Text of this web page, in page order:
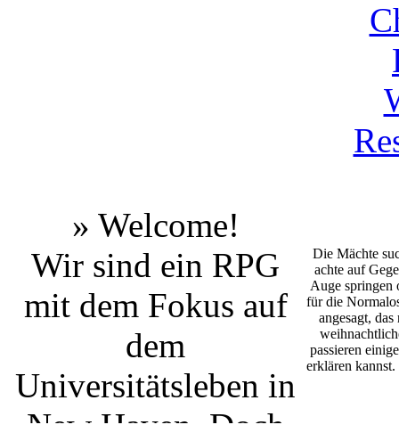
» Welcome!
Wir sind ein RPG
mit dem Fokus auf
dem
Universitätsleben in
Die Mächte
achte auf
Auge springen
für die
angesagt,
passieren
erklären